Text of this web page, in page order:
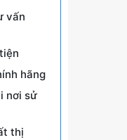
vấn
hãng
nơi sử
thị